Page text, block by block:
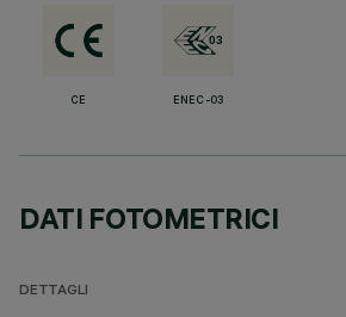
CE ENEC-03
DATI FOTOMETRICI
DETTAGLI